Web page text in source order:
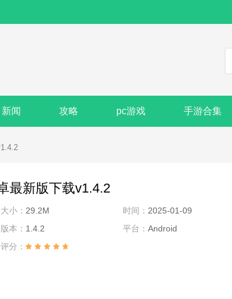
新闻 攻略 pc游戏 手游合集
最新版下载v1.4.2
大小： 29.2M 时间： 2025-01-09
版本： 1.4.2 平台： Android
评分：